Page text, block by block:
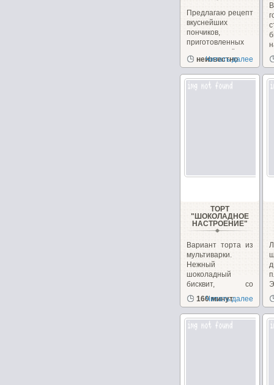
Предлагаю рецепт
вкуснейших
пончиков,
приготовленных
на сгущённом
молоке с
неизвестно
Читать далее
ТОРТ
"ШОКОЛАДНОЕ
НАСТРОЕНИЕ"
Вариант торта из
мультиварки.
Нежный
шоколадный
бисквит, со
сметанным
кремом...
160 минут
Читать далее